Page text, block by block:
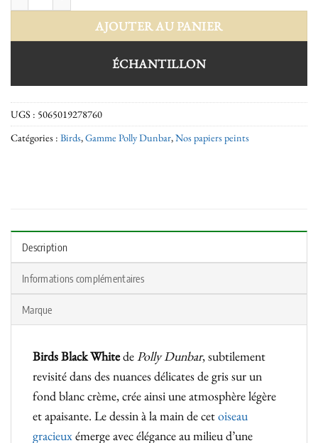
AJOUTER AU PANIER
ÉCHANTILLON
UGS : 5065019278760
Catégories : Birds,Gamme Polly Dunbar,Nos papiers peints
Description
Informations complémentaires
Marque
Birds Black WhitedePolly Dunbar, subtilement
revisité dans des nuances délicates de gris sur un
fond blanc crème, crée ainsi une atmosphère légère
et apaisante. Le dessin à la main de cetoiseau
gracieuxémerge avec élégance au milieu d’une